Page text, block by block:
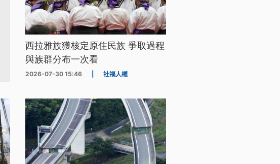
西拉雅族獲核定原住民族 爭取過程
與族群分布一次看
2026-07-30 15:46 社福人權